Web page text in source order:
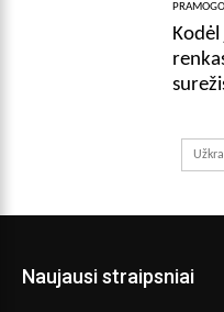
Naujausi straipsniai